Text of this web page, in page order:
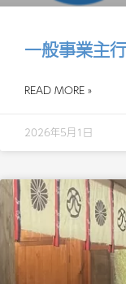
一般事業主
READ MORE »
2026年5月1日